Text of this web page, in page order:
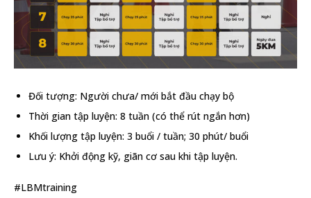
Đối tượng: Người chưa/ mới bắt đầu chạy bộ
Thời gian tập luyện: 8 tuần (có thể rút ngắn hơn)
Khối lượng tập luyện: 3 buổi / tuần; 30 phút/ buổi
Lưu ý: Khởi động kỹ, giãn cơ sau khi tập luyện.
#LBMtraining